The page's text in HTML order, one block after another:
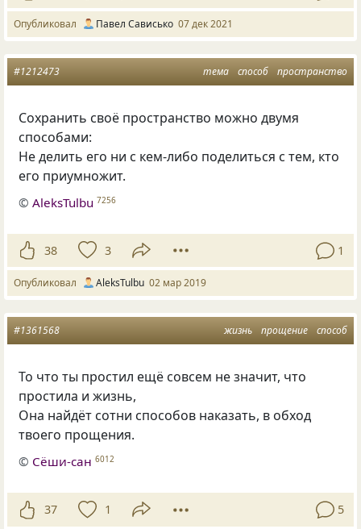
Опубликовал Павел Сависько 07 дек 2021
тема способ пространство
#1212473
Сохранить своё пространство можно двумя
способами:
Не делить его ни с кем-либо поделиться с тем, кто
его приумножит.
©AleksTulbu 7256
38 3 1
Опубликовал AleksTulbu 02 мар 2019
жизнь прощение способ
#1361568
То что ты простил ещё совсем не значит, что
простила и жизнь,
Она найдёт сотни способов наказать, в обход
твоего прощения.
© Сёши-сан 6012
37 1 5